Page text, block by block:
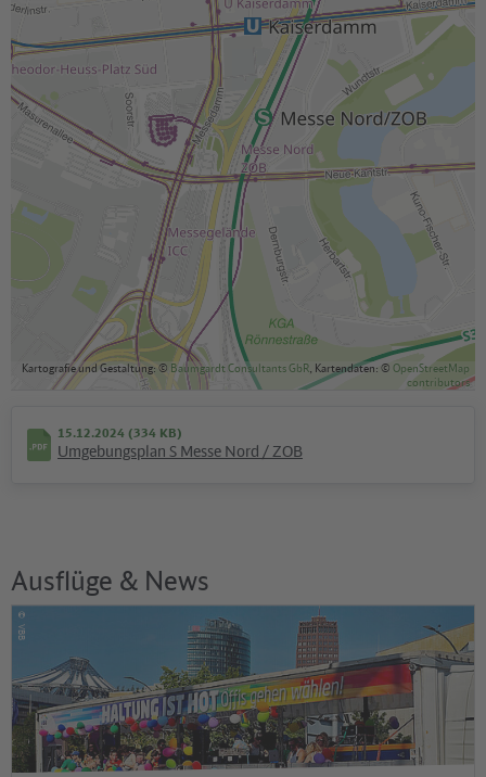
Kartografie und Gestaltung: © Baumgardt Consultants GbR , Kartendaten: ©OpenStreetMap
contributors
15.12.2024 (334 KB)
Umgebungsplan S Messe Nord / ZOB
Ausflüge & News
©
VBB